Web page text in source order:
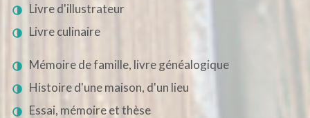
Livre d'illustrateur
Livre culinaire
Mémoire de famille, livre généalogique
Histoire d'une maison, d'un lieu
Essai, mémoire et thèse